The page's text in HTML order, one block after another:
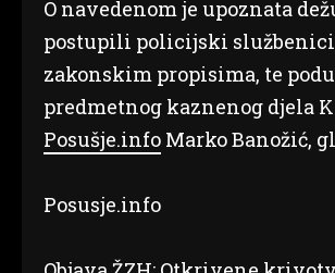
O navedenom je upoznata
postupili policijski
zakonskim propisima, te
predmetnog kaznenog djela
Posušje.info Marko Banožić,
Posusje.info